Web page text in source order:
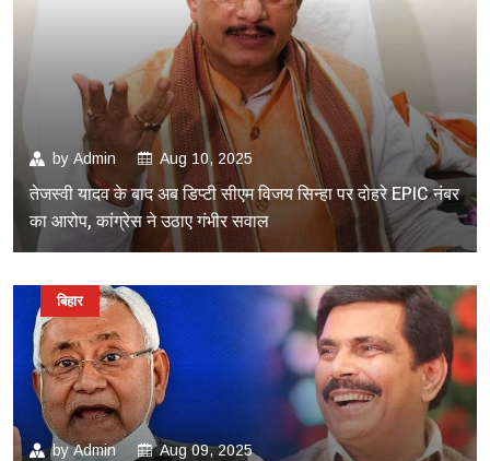
by Admin Aug 10, 2025
तेजस्वी यादव के बाद अब डिप्टी सीएम विजय सिन्हा पर दोहरे EPIC नंबर
का आरोप, कांग्रेस ने उठाए गंभीर सवाल
byAdmin Aug 09, 2025
बिहार